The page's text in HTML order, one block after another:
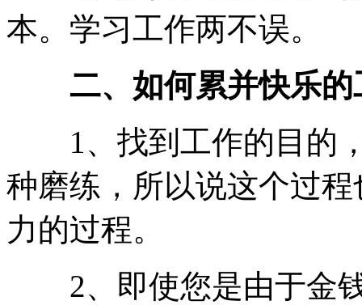
本。学习工作两不误。
二、如何累并快乐的
1、找到工作的目的，
种磨练，所以说这个过
力的过程。
2、即使您是由于金钱